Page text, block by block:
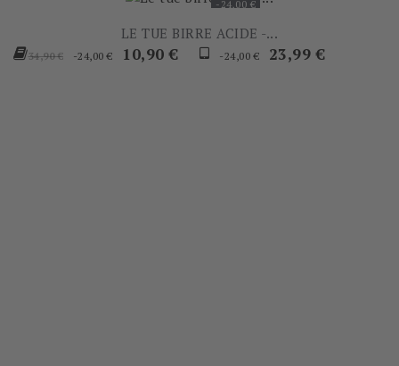
-24,00 €
LE TUE BIRRE ACIDE -...
Prezzo
34,90 € -24,00 € Prezzo
10,90 €
Prezzo
-24,00 € Prezzo
23,99 €